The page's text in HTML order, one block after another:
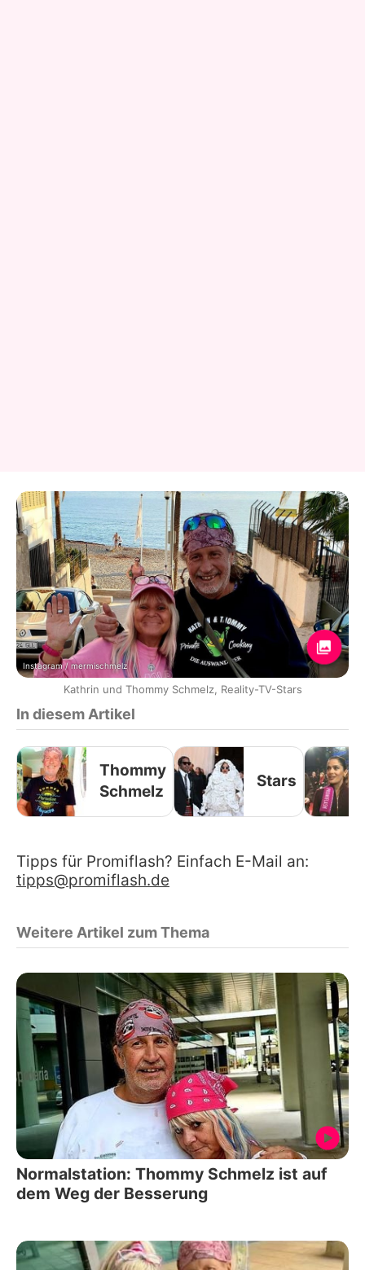
Instagram / mermischmelz
Kathrin und Thommy Schmelz, Reality-TV-Stars
In diesem Artikel
Thommy
Schmelz
Stars
Tipps für Promiflash? Einfach E-Mail an:
tipps@promiflash.de
Weitere Artikel zum Thema
Normalstation: Thommy Schmelz ist auf
dem Weg der Besserung